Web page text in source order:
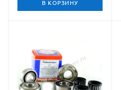
В КОРЗИНУ